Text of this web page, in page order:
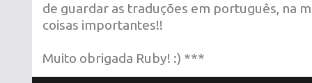
de guardar as traduções em português, na
coisas importantes!!
Muito obrigada Ruby! :) ***